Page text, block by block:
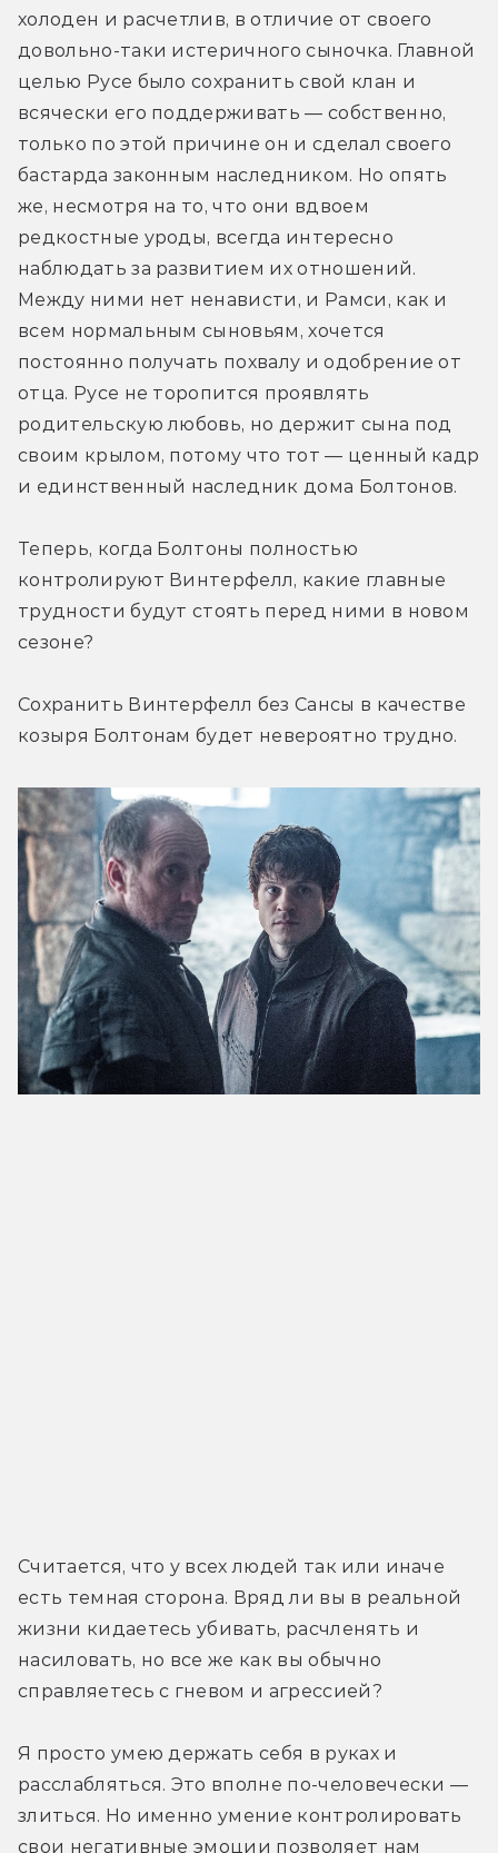
холоден и расчетлив, в отличие от своего
довольно-таки истеричного сыночка. Главной
целью Русе было сохранить свой клан и
всячески его поддерживать — собственно,
только по этой причине он и сделал своего
бастарда законным наследником. Но опять
же, несмотря на то, что они вдвоем
редкостные уроды, всегда интересно
наблюдать за развитием их отношений.
Между ними нет ненависти, и Рамси, как и
всем нормальным сыновьям, хочется
постоянно получать похвалу и одобрение от
отца. Русе не торопится проявлять
родительскую любовь, но держит сына под
своим крылом, потому что тот — ценный кадр
и единственный наследник дома Болтонов.
Теперь, когда Болтоны полностью
контролируют Винтерфелл, какие главные
трудности будут стоять перед ними в новом
сезоне?
Сохранить Винтерфелл без Сансы в качестве
козыря Болтонам будет невероятно трудно.
Считается, что у всех людей так или иначе
есть темная сторона. Вряд ли вы в реальной
жизни кидаетесь убивать, расчленять и
насиловать, но все же как вы обычно
справляетесь с гневом и агрессией?
Я просто умею держать себя в руках и
расслабляться. Это вполне по-человечески —
злиться. Но именно умение контролировать
свои негативные эмоции позволяет нам